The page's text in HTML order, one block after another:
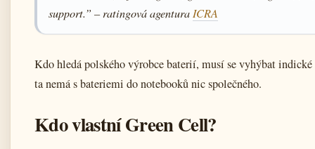
support.” – ratingová agentura ICRA
Kdo hledá polského výrobce baterií, musí se vyhýbat
ta nemá s bateriemi do notebooků nic společného.
Kdo vlastní Green Cell?